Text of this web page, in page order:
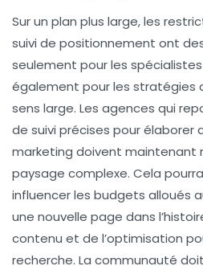
Sur un plan plus large, les
suivi de positionnement ont
seulement pour les spécialistes
également pour les stratégies
sens large. Les agences qui
de suivi précises pour élaborer
marketing doivent maintenant
paysage complexe. Cela
influencer les budgets alloués
une nouvelle page dans
contenu et de l’optimisation
recherche. La communauté